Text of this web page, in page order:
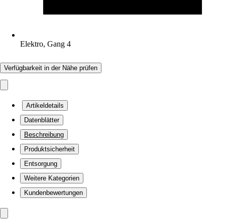
Elektro, Gang 4
Verfügbarkeit in der Nähe prüfen
Artikeldetails
Datenblätter
Beschreibung
Produktsicherheit
Entsorgung
Weitere Kategorien
Kundenbewertungen